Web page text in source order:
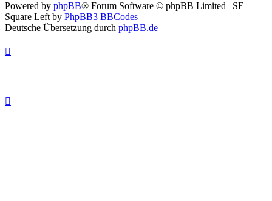
Powered by phpBB® Forum Software © phpBB Limited | SE
Square Left by PhpBB3 BBCodes
Deutsche Übersetzung durch phpBB.de